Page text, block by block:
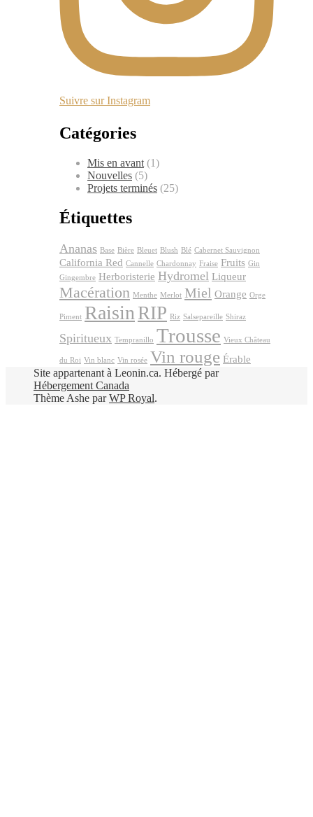
Suivre sur Instagram
Catégories
Mis en avant (1)
Nouvelles (5)
Projets terminés (25)
Étiquettes
Ananas Base Bière Bleuet Blush Blé Cabernet Sauvignon
California Red Cannelle Chardonnay Fraise Fruits Gin
Gingembre Herboristerie Hydromel Liqueur
Macération Menthe Merlot Miel Orange Orge
Piment Raisin RIP Riz Salsepareille Shiraz
Spiritueux Tempranillo Trousse Vieux Château
du Roi Vin blanc Vin rosée Vin rouge Érable
Site appartenant à Leonin.ca. Hébergé par
Hébergement Canada
Thème Ashe parWP Royal.